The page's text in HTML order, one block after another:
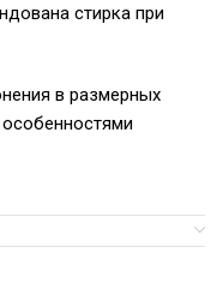
стирка при
в размерных
особенностями